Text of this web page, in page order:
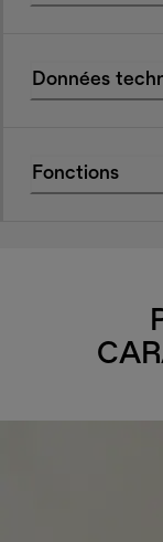
Données
Fonctions